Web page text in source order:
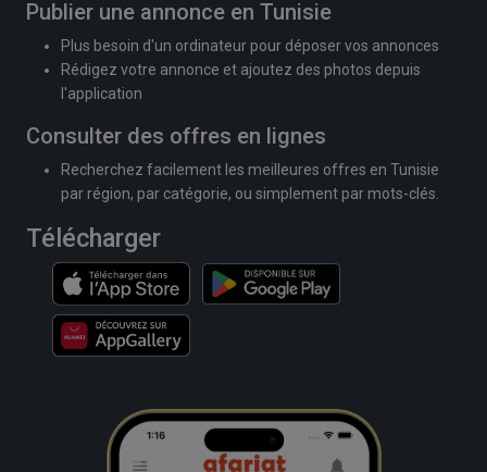
Publier une annonce en Tunisie
Plus besoin d'un ordinateur pour déposer vos annonces
Rédigez votre annonce et ajoutez des photos depuis
l'application
Consulter des offres en lignes
Recherchez facilement les meilleures offres en Tunisie
par région, par catégorie, ou simplement par mots-clés.
Télécharger